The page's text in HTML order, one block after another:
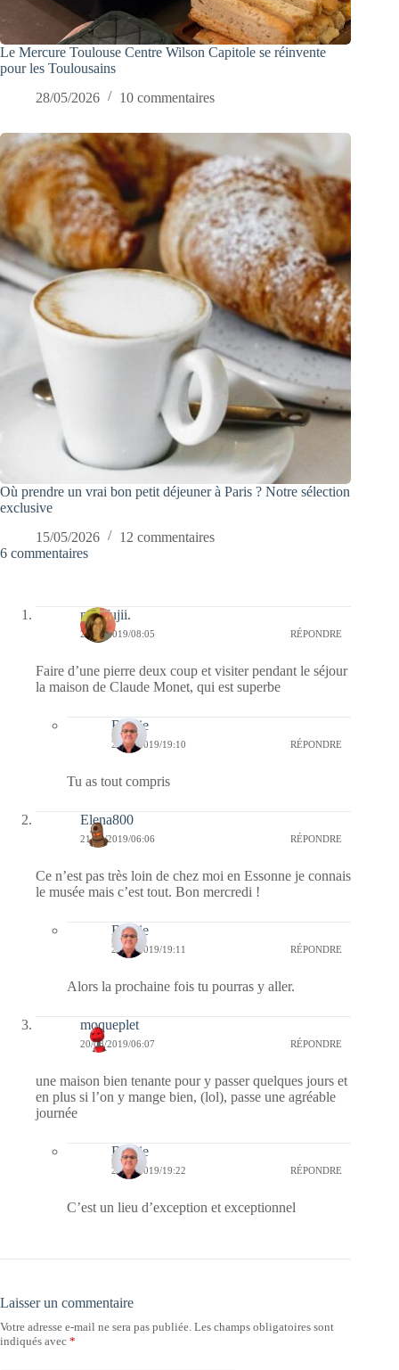
Le Mercure Toulouse Centre Wilson Capitole se réinvente
pour les Toulousains
28/05/2026
10 commentaires
Où prendre un vrai bon petit déjeuner à Paris ? Notre sélection
exclusive
15/05/2026
12 commentaires
6 commentaires
missfujii.
21/08/2019/08:05 RÉPONDRE
Faire d’une pierre deux coup et visiter pendant le séjour
la maison de Claude Monet, qui est superbe
Bernie
21/08/2019/19:10 RÉPONDRE
Tu as tout compris
Elena800
21/08/2019/06:06 RÉPONDRE
Ce n’est pas très loin de chez moi en Essonne je connais
le musée mais c’est tout. Bon mercredi !
Bernie
21/08/2019/19:11 RÉPONDRE
Alors la prochaine fois tu pourras y aller.
moqueplet
20/08/2019/06:07 RÉPONDRE
une maison bien tenante pour y passer quelques jours et
en plus si l’on y mange bien, (lol), passe une agréable
journée
Bernie
20/08/2019/19:22 RÉPONDRE
C’est un lieu d’exception et exceptionnel
Laisser un commentaire
Votre adresse e-mail ne sera pas publiée. Les champs obligatoires sont
indiqués avec *